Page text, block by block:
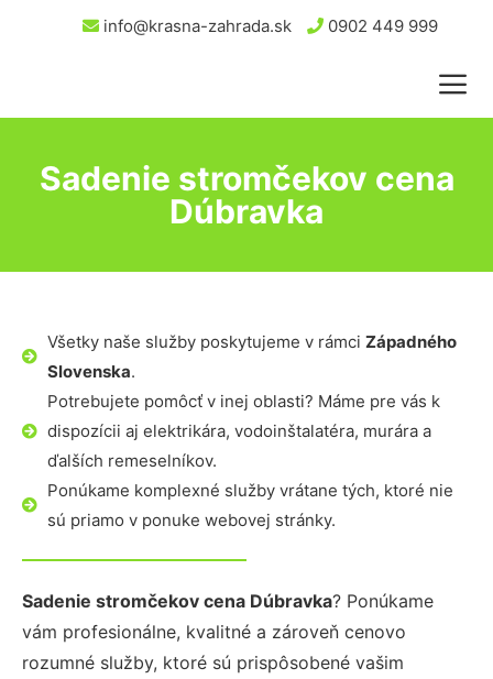
info@krasna-zahrada.sk 0902 449 999
Sadenie stromčekov cena
Dúbravka
Všetky naše služby poskytujeme v rámci Západného
Slovenska.
Potrebujete pomôcť v inej oblasti? Máme pre vás k
dispozícii aj elektrikára, vodoinštalatéra, murára a
ďalších remeselníkov.
Ponúkame komplexné služby vrátane tých, ktoré nie
sú priamo v ponuke webovej stránky.
Sadenie stromčekov cena Dúbravka? Ponúkame
vám profesionálne, kvalitné a zároveň cenovo
rozumné služby, ktoré sú prispôsobené vašim